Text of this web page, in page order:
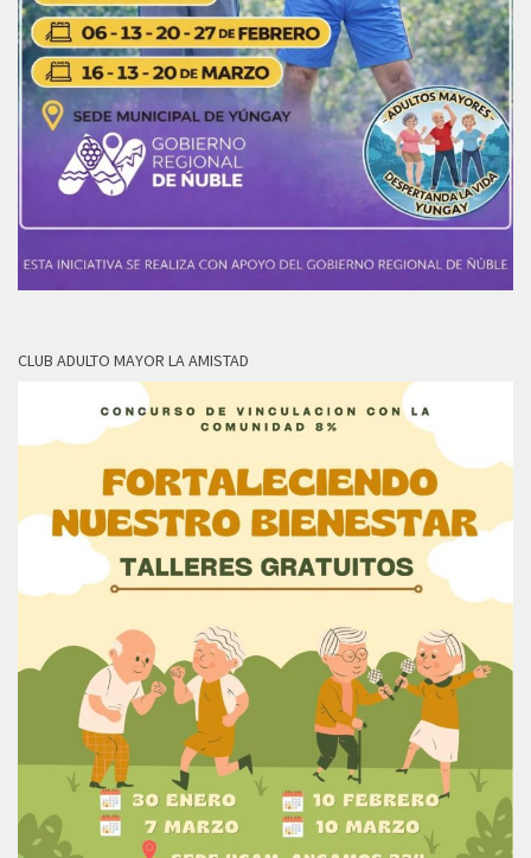
CLUB ADULTO MAYOR LA AMISTAD